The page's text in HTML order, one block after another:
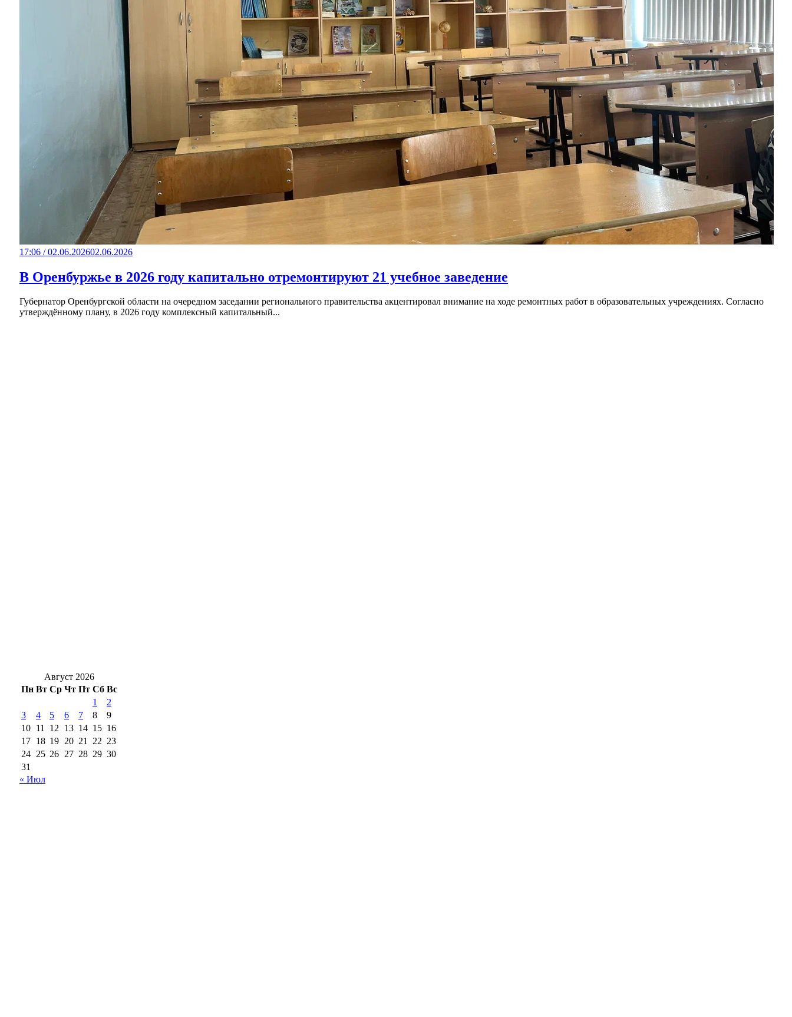
17:06 / 02.06.202602.06.2026
В Оренбуржье в 2026 году капитально отремонтируют 21 учебное заведение
Губернатор Оренбургской области на очередном заседании регионального правительства акцентировал внимание на ходе ремонтных работ в образовательных учреждениях. Согласно
утверждённому плану, в 2026 году комплексный капитальный...
Август 2026
Пн Вт Ср Чт Пт Сб Вс
1
2
3
4 5 6 7 8
9
10 11 12 13 14 15 16
17 18 19 20 21 22 23
24 25 26 27 28 29 30
31
« Июл